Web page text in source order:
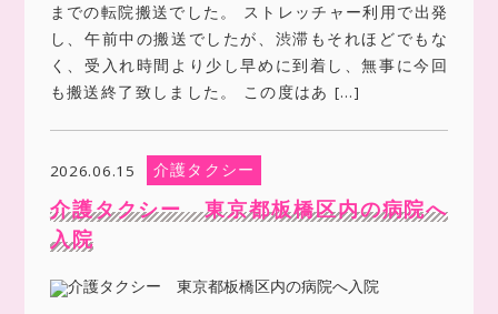
までの転院搬送でした。 ストレッチャー利用で出発
し、午前中の搬送でしたが、渋滞もそれほどでもな
く、受入れ時間より少し早めに到着し、無事に今回
も搬送終了致しました。 この度はあ […]
2026.06.15 介護タクシー
介護タクシー 東京都板橋区内の病院へ
入院